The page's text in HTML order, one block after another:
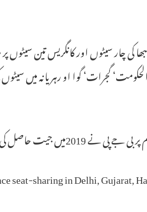
چار سیٹوں اور کانگریس تین سیٹوں پر
گجرات‘ گوا او رہریانہ میں
جیت حاصل کی ہے
seat-sharing in Delhi, Gujarat,